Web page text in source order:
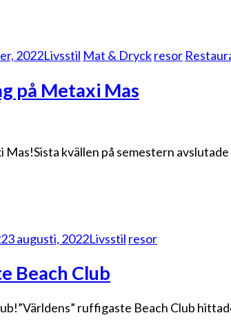
2022Livsstil Mat & Dryckresor
på Metaxi Mas
kvällen på semestern
3 augusti, 2022Livsstil resor
Beach Club
ruffigaste Beach Club